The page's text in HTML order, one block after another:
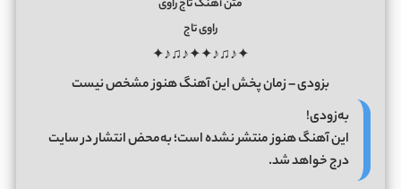
متن آهنگ تاج راوی
راوی تاج
✦♪♫♪✦✦♪♫♪✦
بزودی – زمان پخش این آهنگ هنوز مشخص نیست
به‌زودی!
این آهنگ هنوز منتشر نشده است؛ به‌محض انتشار در سایت
درج خواهد شد.